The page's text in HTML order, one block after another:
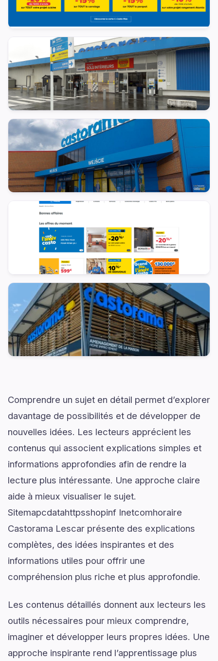
Comprendre un sujet en détail permet d’explorer
davantage de possibilités et de développer de
nouvelles idées. Les lecteurs apprécient les
contenus qui associent explications simples et
informations approfondies afin de rendre la
lecture plus intéressante. Une approche claire
aide à mieux visualiser le sujet.
Sitemapcdatahttpsshopinf Inetcomhoraire
Castorama Lescar présente des explications
complètes, des idées inspirantes et des
informations utiles pour offrir une
compréhension plus riche et plus approfondie.
Les contenus détaillés donnent aux lecteurs les
outils nécessaires pour mieux comprendre,
imaginer et développer leurs propres idées. Une
approche inspirante rend l’apprentissage plus